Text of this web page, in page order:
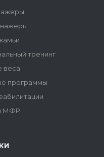
тренинг
веса
программы
МФР